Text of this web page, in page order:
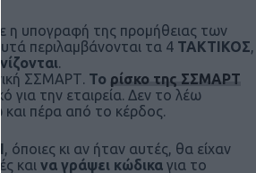
η υπογραφή της προμήθειας των
περιλαμβάνονται τα 4 ΤΑΚΤΙΚΟΣ,
.
ΣΣΜΑΡΤ. Το ρίσκο της ΣΣΜΑΡΤ
για την εταιρεία. Δεν το λέω
και πέρα από το κέρδος.
, όποιες κι αν ήταν αυτές, θα είχαν
και να γράψει κώδικα για το